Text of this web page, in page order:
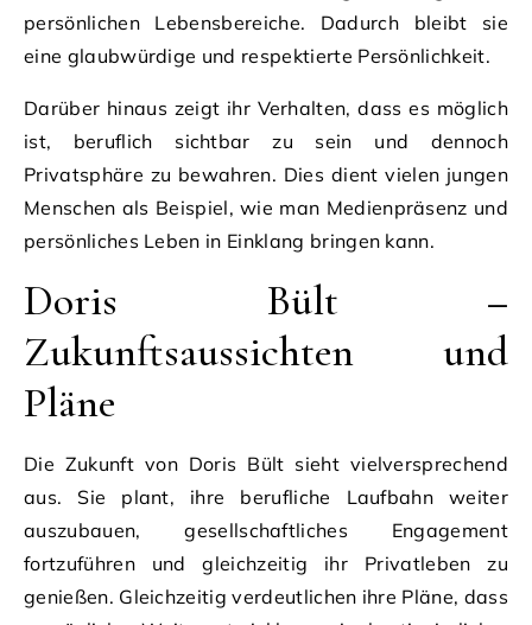
persönlichen Lebensbereiche. Dadurch bleibt sie
eine glaubwürdige und respektierte Persönlichkeit.
Darüber hinaus zeigt ihr Verhalten, dass es möglich
ist, beruflich sichtbar zu sein und dennoch
Privatsphäre zu bewahren. Dies dient vielen jungen
Menschen als Beispiel, wie man Medienpräsenz und
persönliches Leben in Einklang bringen kann.
Doris Bült –
Zukunftsaussichten und
Pläne
Die Zukunft von Doris Bült sieht vielversprechend
aus. Sie plant, ihre berufliche Laufbahn weiter
auszubauen, gesellschaftliches Engagement
fortzuführen und gleichzeitig ihr Privatleben zu
genießen. Gleichzeitig verdeutlichen ihre Pläne, dass